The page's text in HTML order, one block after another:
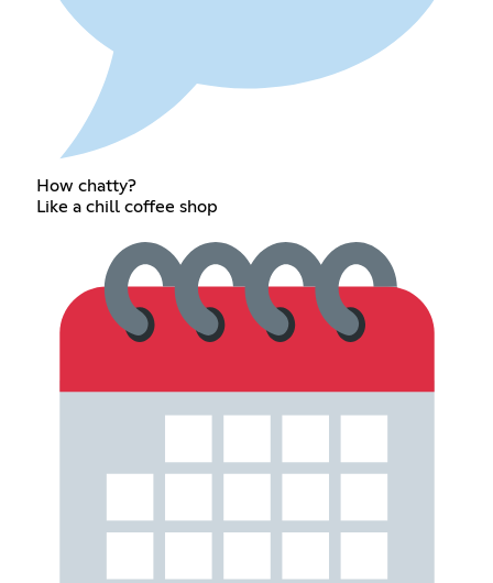
How chatty?
Like a chill coffee shop